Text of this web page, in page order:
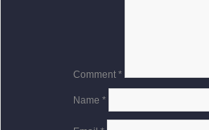
Comment *
Name *